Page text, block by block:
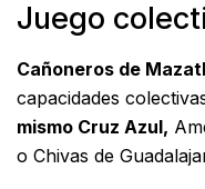
Juego
Cañoneros de
capacidades
mismo Cruz Azul,
o Chivas de